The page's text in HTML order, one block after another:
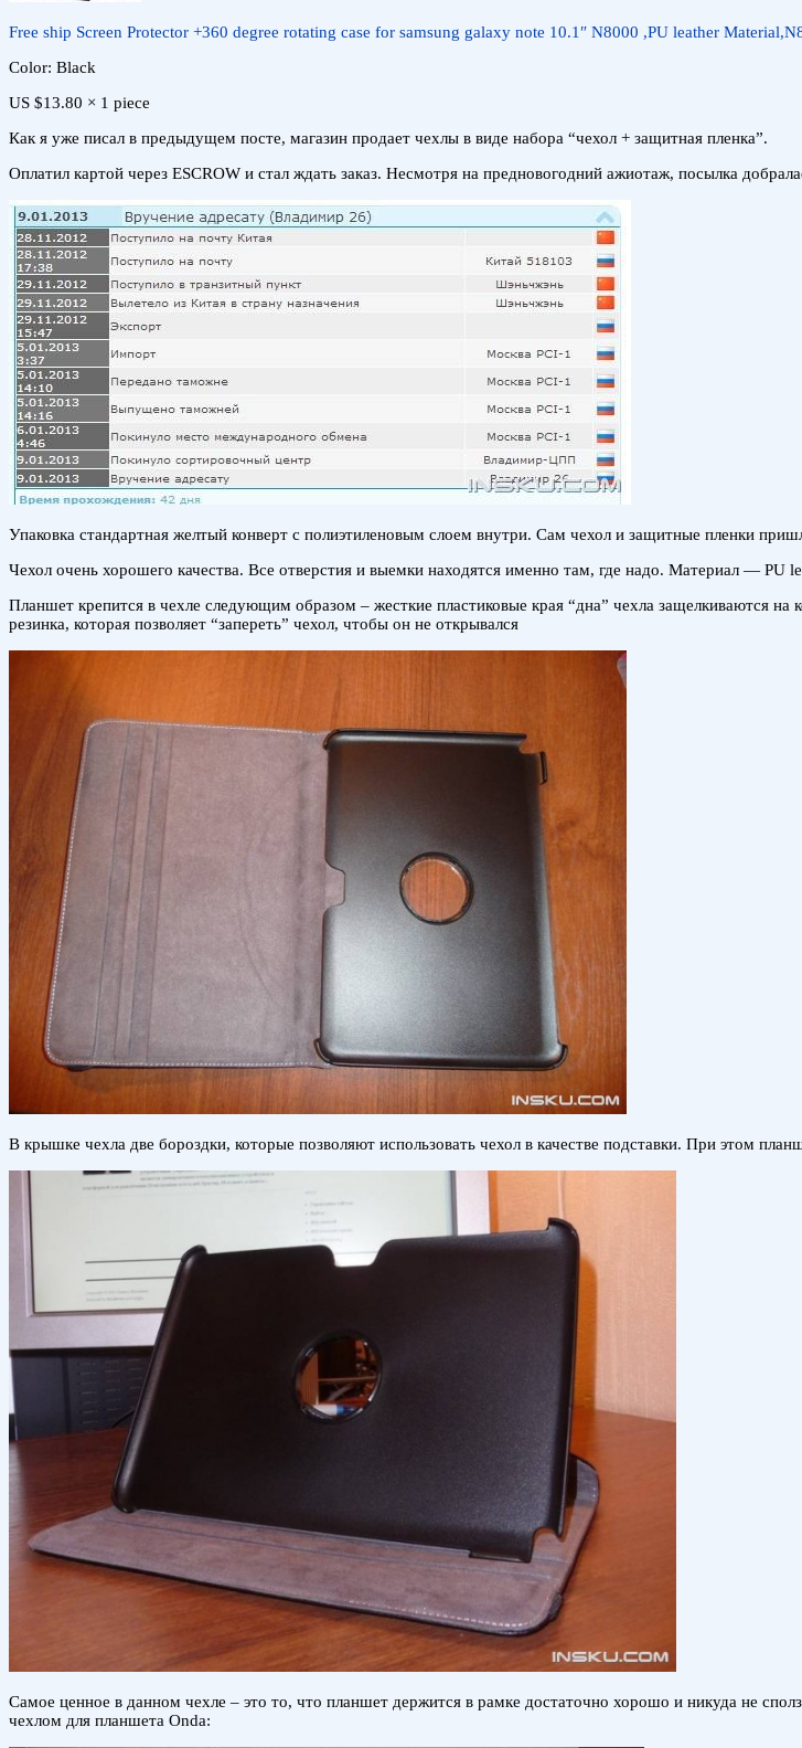
Free ship Screen Protector +360 degree rotating case for samsung galaxy note 10.1″ N8000 ,PU leather
Color: Black
US $13.80 × 1 piece
Как я уже писал в предыдущем посте, магазин продает чехлы в виде набора “чехол + защитная пленка”.
Оплатил картой через ESCROW и стал ждать заказ. Несмотря на предновогодний ажиотаж, посылка
Упаковка стандартная желтый конверт с полиэтиленовым слоем внутри. Сам чехол и защитные пленки
Чехол очень хорошего качества. Все отверстия и выемки находятся именно там, где надо. Материал — PU
Планшет крепится в чехле следующим образом – жесткие пластиковые края “дна” чехла защелкиваются
резинка, которая позволяет “запереть” чехол, чтобы он не открывался
В крышке чехла две бороздки, которые позволяют использовать чехол в качестве подставки. При этом
Самое ценное в данном чехле – это то, что планшет держится в рамке достаточно хорошо и никуда не
чехлом для планшета Onda: